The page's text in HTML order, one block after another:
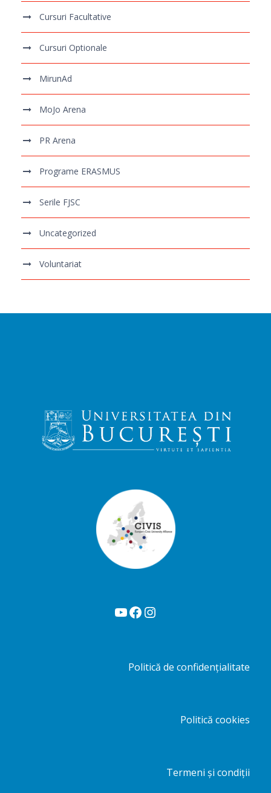
Cursuri Facultative
Cursuri Optionale
MirunAd
MoJo Arena
PR Arena
Programe ERASMUS
Serile FJSC
Uncategorized
Voluntariat
YouTube Facebook Instagram
Politică de confidențialitate
Politică cookies
Termeni și condiții